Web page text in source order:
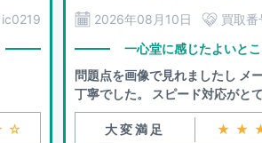
ic0219
2026年08月10日
買取番
一心堂に感じたよいと
問題点を画像で見れましたし メ
丁寧でした。 スピード対応がと
たです。
大変満足